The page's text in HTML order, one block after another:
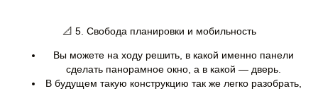
📐 5. Свобода планировки и мобильность
Вы можете на ходу решить, в какой именно панели
сделать панорамное окно, а в какой — дверь.
В будущем такую конструкцию так же легко разобрать,